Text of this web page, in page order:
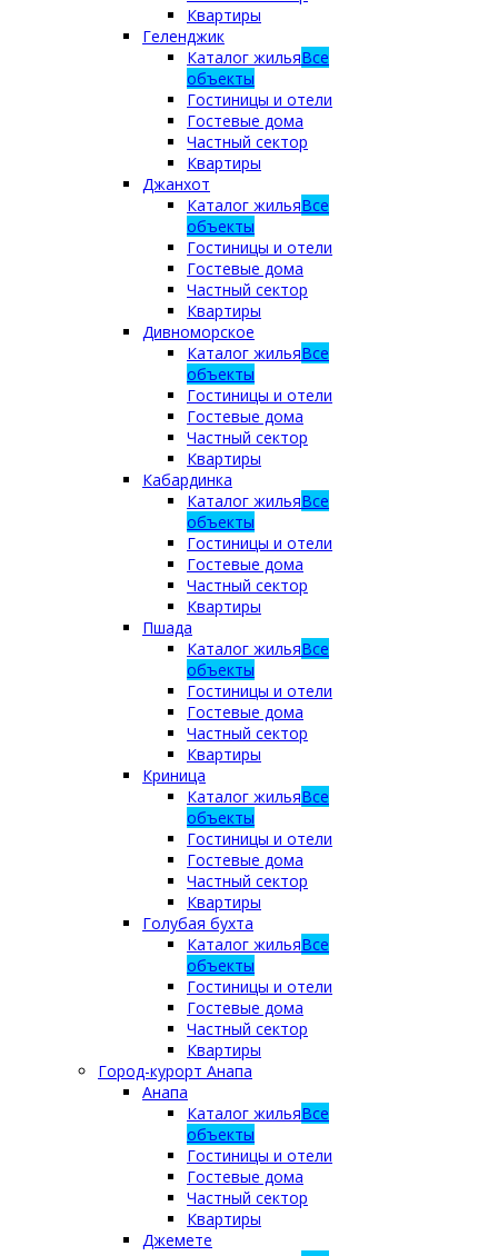
Квартиры
Геленджик
Каталог жильяВсе
объекты
Гостиницы и отели
Гостевые дома
Частный сектор
Квартиры
Джанхот
Каталог жильяВсе
объекты
Гостиницы и отели
Гостевые дома
Частный сектор
Квартиры
Дивноморское
Каталог жильяВсе
объекты
Гостиницы и отели
Гостевые дома
Частный сектор
Квартиры
Кабардинка
Каталог жильяВсе
объекты
Гостиницы и отели
Гостевые дома
Частный сектор
Квартиры
Пшада
Каталог жильяВсе
объекты
Гостиницы и отели
Гостевые дома
Частный сектор
Квартиры
Криница
Каталог жильяВсе
объекты
Гостиницы и отели
Гостевые дома
Частный сектор
Квартиры
Голубая бухта
Каталог жильяВсе
объекты
Гостиницы и отели
Гостевые дома
Частный сектор
Квартиры
Город-курорт Анапа
Анапа
Каталог жильяВсе
объекты
Гостиницы и отели
Гостевые дома
Частный сектор
Квартиры
Джемете